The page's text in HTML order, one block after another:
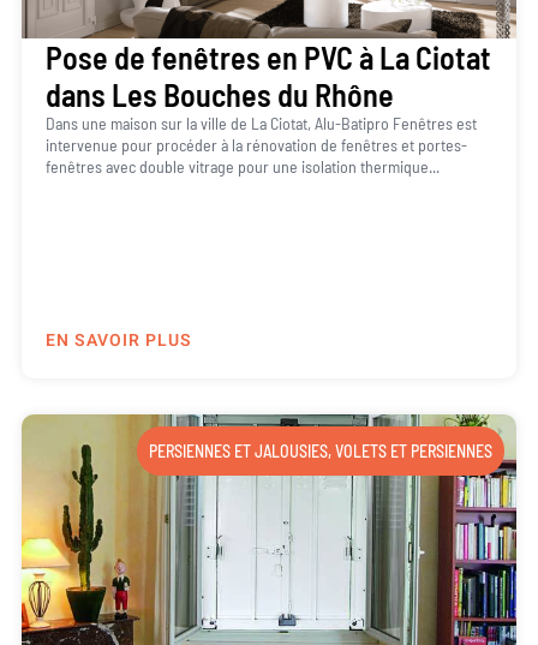
Pose de fenêtres en PVC à La Ciotat
dans Les Bouches du Rhône
Dans une maison sur la ville de La Ciotat, Alu-Batipro Fenêtres est
intervenue pour procéder à la rénovation de fenêtres et portes-
fenêtres avec double vitrage pour une isolation thermique...
EN SAVOIR PLUS
PERSIENNES ET JALOUSIES,VOLETS ET PERSIENNES